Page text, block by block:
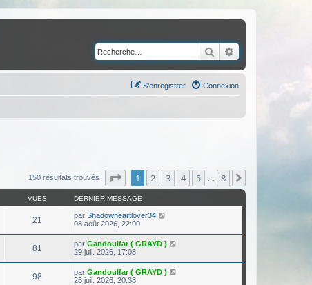
Rechercher
Connexion
S’enregistrer
150 résultats trouvés Page sur 8
1 2 3 4 5 8
VUES DERNIER MESSAGE
21 par Shadowheartlover34
08 août 2026, 22:00
81 par Gandoulfar ( GRAYD )
29 juil. 2026, 17:08
98 par Gandoulfar ( GRAYD )
26 juil. 2026, 20:38